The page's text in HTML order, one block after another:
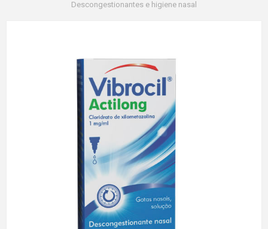
Descongestionantes e higiene nasal